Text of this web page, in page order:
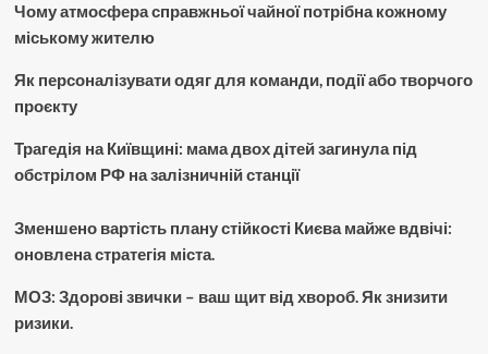
Чому атмосфера справжньої чайної потрібна кожному
міському жителю
Як персоналізувати одяг для команди, події або творчого
проєкту
Трагедія на Київщині: мама двох дітей загинула під
обстрілом РФ на залізничній станції
Зменшено вартість плану стійкості Києва майже вдвічі:
оновлена стратегія міста.
МОЗ: Здорові звички – ваш щит від хвороб. Як знизити
ризики.